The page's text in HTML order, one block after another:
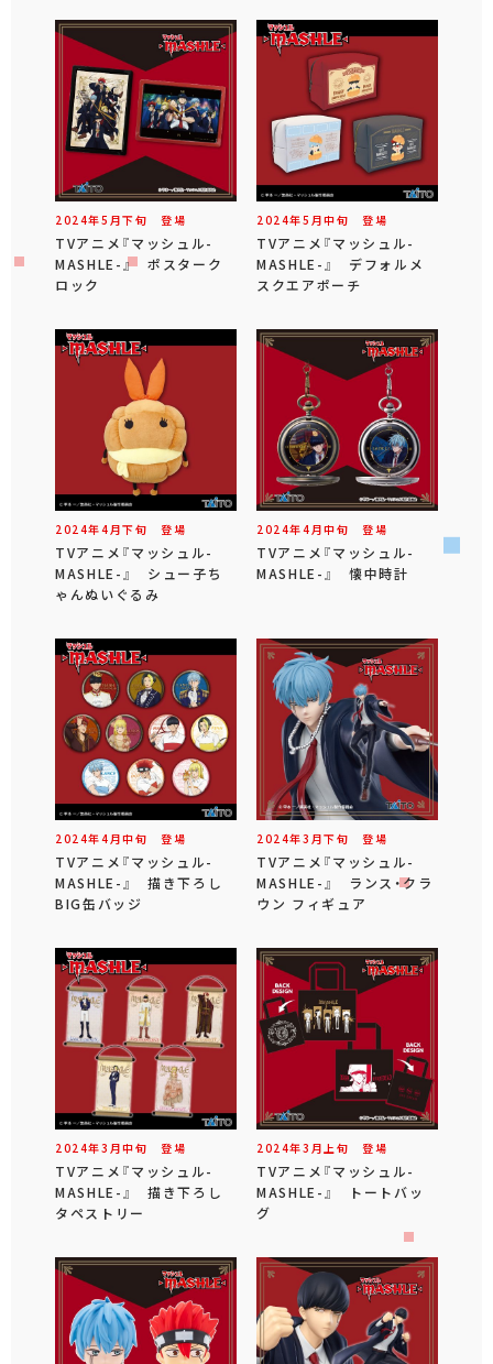
2024年5 月下旬 登場
TVアニメ『マッシュル-
MASHLE-』 ポスターク
ロック
2024年5 月中旬 登場
TVアニメ『マッシュル-
MASHLE-』 デフォルメ
スクエアポーチ
2024年4 月下旬 登場
TVアニメ『マッシュル-
MASHLE-』 シュー子ち
ゃんぬいぐるみ
2024年4 月中旬 登場
TVアニメ『マッシュル-
MASHLE-』 懐中時計
2024年4 月中旬 登場
TVアニメ『マッシュル-
MASHLE-』 描き下ろし
BIG缶バッジ
2024年3 月下旬 登場
TVアニメ『マッシュル-
MASHLE-』 ランス・クラ
ウン フィギュア
2024年3 月中旬 登場
TVアニメ『マッシュル-
MASHLE-』 描き下ろし
タペストリー
2024年3 月 上旬 登場
TVアニメ『マッシュル-
MASHLE-』 トートバッ
グ